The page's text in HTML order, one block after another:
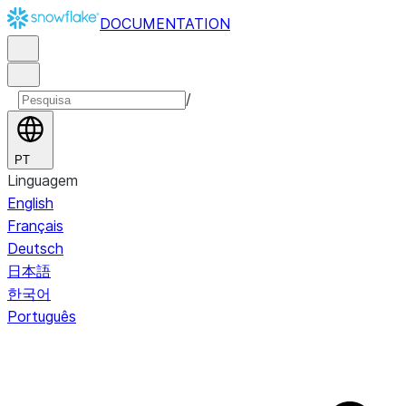
DOCUMENTATION
/
PT
Linguagem
English
Français
Deutsch
日本語
한국어
Português